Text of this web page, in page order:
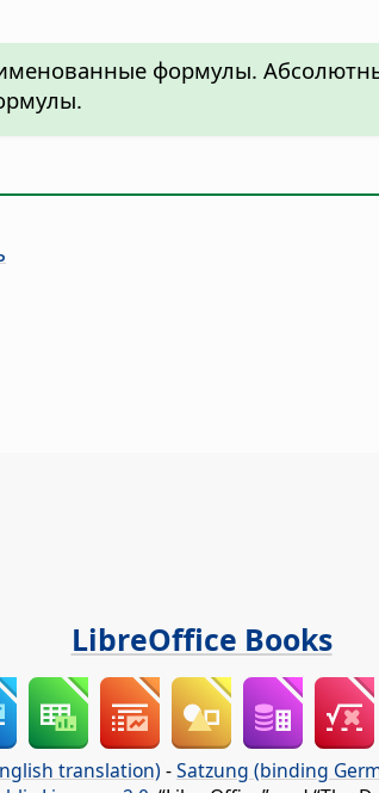
формулы.
LibreOffice Books
translation) -Satzung (binding